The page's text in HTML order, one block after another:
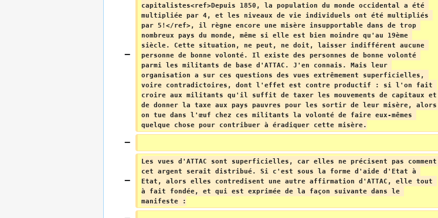
capitalistes<ref>Depuis 1850, la population du monde occidental a été
multipliée par 4, et les niveaux de vie individuels ont été multipliés
par 5!</ref>, il règne encore une misère insupportable dans de trop
nombreux pays du monde, même si elle est bien moindre qu'au 19ème
siècle. Cette situation, ne peut, ne doit, laisser indifférent aucune
personne de bonne volonté. Il existe des personnes de bonne volonté
parmi les militants de base d'ATTAC. J'en connais. Mais leur
organisation a sur ces questions des vues extrêmement superficielles,
voire contradictoires, dont l'effet est contre productif : si l'on fait
croire aux militants qu'il suffit de taxer les mouvements de capitaux et
de donner la taxe aux pays pauvres pour les sortir de leur misère, alors
on tue dans l'œuf chez ces militants la volonté de faire eux-mêmes
quelque chose pour contribuer à éradiquer cette misère.
Les vues d'ATTAC sont superficielles, car elles ne précisent pas comment
cet argent serait distribué. Si c'est sous la forme d'aide d'Etat à
Etat, alors elles contredisent une autre affirmation d'ATTAC, elle tout
à fait fondée, et qui est exprimée de la façon suivante dans le
manifeste :